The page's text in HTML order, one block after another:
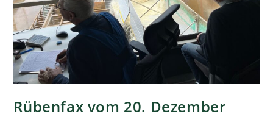
Rübenfax vom 20. Dezember